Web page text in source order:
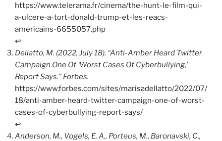
https://www.telerama.fr/cinema/the-hunt-le-film-qui-
a-ulcere-a-tort-donald-trump-et-les-reacs-
americains-6655057.php
↩︎
Dellatto, M. (2022, July 18). “Anti-Amber Heard Twitter
Campaign One Of ‘Worst Cases Of Cyberbullying,’
Report Says.” Forbes.
https://www.forbes.com/sites/marisadellatto/2022/07/
18/anti-amber-heard-twitter-campaign-one-of-worst-
cases-of-cyberbullying-report-says/
↩︎
Anderson, M., Vogels, E. A., Porteus, M., Baronavski, C.,